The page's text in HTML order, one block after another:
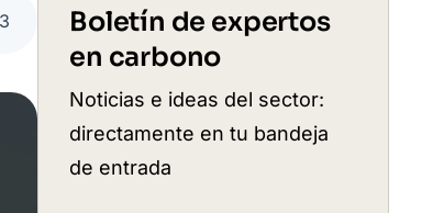
Boletín de expertos
en carbono
Noticias e ideas del sector:
directamente en tu bandeja
de entrada